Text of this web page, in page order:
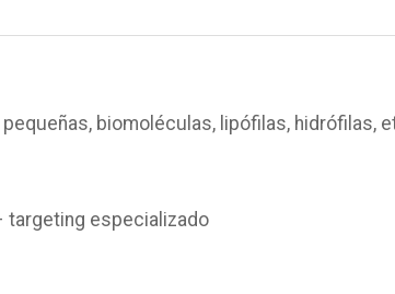
biomoléculas, lipófilas, hidrófilas,
targeting especializado